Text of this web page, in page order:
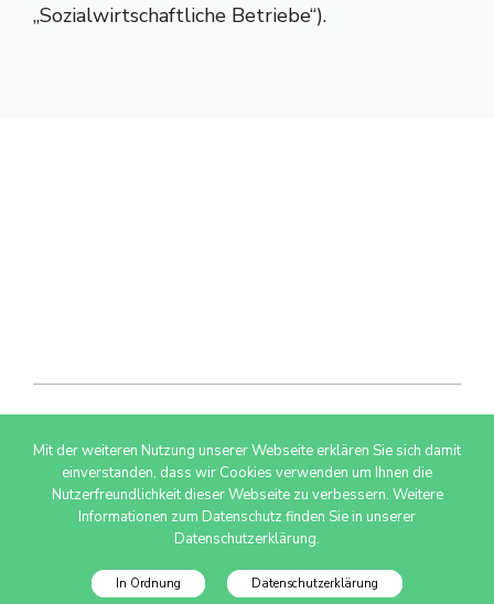
„Sozialwirtschaftliche Betriebe“).
© 2026 AdSimple GmbH
Mit der weiteren Nutzung unserer Webseite erklären Sie sich damit
einverstanden, dass wir Cookies verwenden um Ihnen die
Nutzerfreundlichkeit dieser Webseite zu verbessern. Weitere
Informationen zum Datenschutz finden Sie in unserer
Datenschutzerklärung.
In Ordnung Datenschutzerklärung
Datenschutzinfo